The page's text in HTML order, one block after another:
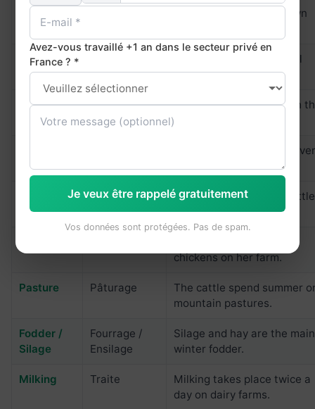
Poultry
Poultry farming has grown
Goat
Goat cheese is a regional
speciality.
Herd
Troupeau
(bovins)
A herd of cattle grazed in
(moutons)
The shepherd watched
his flock.
Élever /
Reproduire
They breed Charolais cattle
for beef production.
chickens on her farm.
Pasture Pâturage
The cattle spend summer
mountain pastures.
Fodder /
Silage
Fourrage /
Ensilage
Silage and hay are the main
winter fodder.
Milking Traite
Milking takes place twice a
day on dairy farms.
Avez-vous travaillé +1 an dans le secteur privé en
France ? *
Je veux être rappelé gratuitement
Vos données sont protégées. Pas de spam.